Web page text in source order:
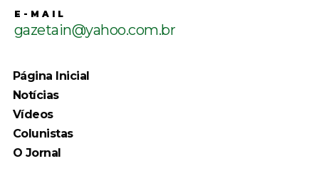
E-MAIL
gazetain@yahoo.com.br
Página Inicial
Notícias
Vídeos
Colunistas
O Jornal